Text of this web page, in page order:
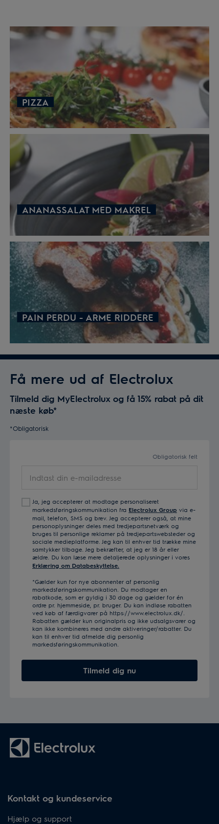
PIZZA
ANANASSALAT MED MAKREL
PAIN PERDU - ARME RIDDERE
Få mere ud af Electrolux
Tilmeld dig MyElectrolux og få 15% rabat på dit
næste køb*
*Obligatorisk
Obligatorisk felt
din
mailadresse
Ja, jeg accepterer at modtage personaliseret
markedsføringskommunikation fra Electrolux Group via e-
mail, telefon, SMS og brev. Jeg accepterer også, at mine
personoplysninger deles med tredjepartsnetværk og
bruges til personlige reklamer på tredjepartswebsteder og
sociale medieplatforme. Jeg kan til enhver tid trække mine
samtykker tilbage. Jeg bekræfter, at jeg er 18 år eller
ældre. Du kan læse mere detaljerede oplysninger i vores
Erklæring om Databeskyttelse.
*Gælder kun for nye abonnenter af personlig
markedsføringskommunikation. Du modtager en
rabatkode, som er gyldig i 30 dage og gælder for én
ordre pr. hjemmeside, pr. bruger. Du kan indløse rabatten
ved køb af færdigvarer på https://www.electrolux.dk/.
Rabatten gælder kun originalpris og ikke udsalgsvarer og
kan ikke kombineres med andre aktiveringer/rabatter. Du
kan til enhver tid afmelde dig personlig
markedsføringskommunikation.
Tilmeld dig nu
Kontakt og kundeservice
Hjælp og support